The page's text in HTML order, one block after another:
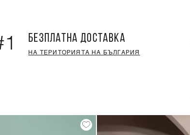
БЕЗПЛАТНА ДОСТАВКА
НА ТЕРИТОРИЯТА НА БЪЛГАРИЯ